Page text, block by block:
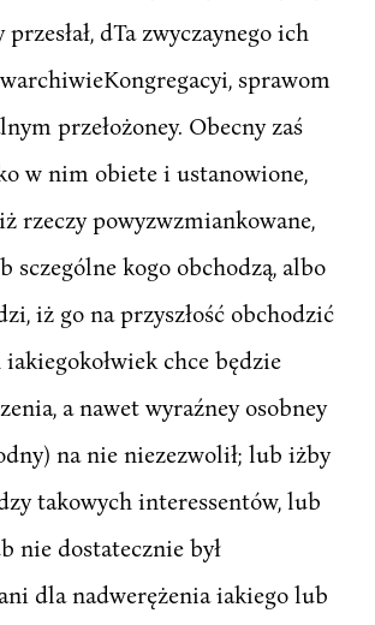
dTa zwyczaynego ich
sprawom
przełożoney. Obecny zaś
w nim obiete i ustanowione,
rzeczy powyzwzmiankowane,
sczególne kogo obchodzą, albo
iż go na przyszłość obchodzić
chce będzie
a nawet wyraźney osobney
na nie niezezwolił; lub iżby
takowych interessentów, lub
nie dostatecznie był
dla nadwerężenia iakiego lub